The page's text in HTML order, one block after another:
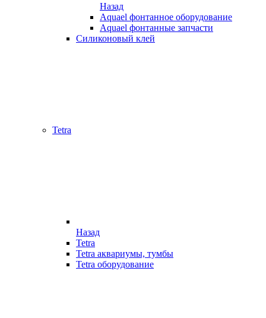
Назад
Aquael фонтанное оборудование
Aquael фонтанные запчасти
Силиконовый клей
Tetra
Назад
Tetra
Tetra аквариумы, тумбы
Tetra оборудование